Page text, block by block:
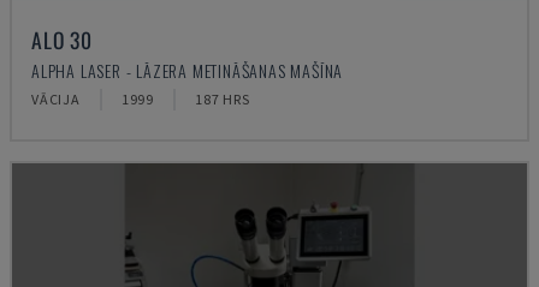
ALO 30
ALPHA LASER - LĀZERA METINĀŠANAS MAŠĪNA
VĀCIJA 1999 187 HRS